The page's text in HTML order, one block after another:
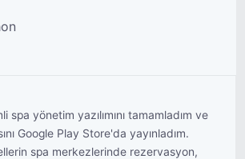
spa yönetim yazılımını tamamladım ve
Google Play Store'da yayınladım.
spa merkezlerinde rezervasyon,